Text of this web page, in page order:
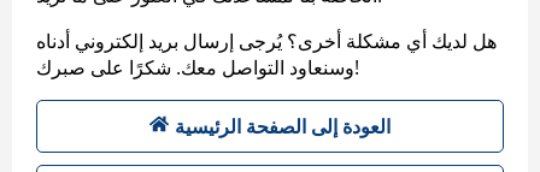
هل لديك أي مشكلة أخرى؟ يُرجى إرسال بريد إلكتروني أدناه
وسنعاود التواصل معك. شكرًا على صبرك!
العودة إلى الصفحة الرئيسية